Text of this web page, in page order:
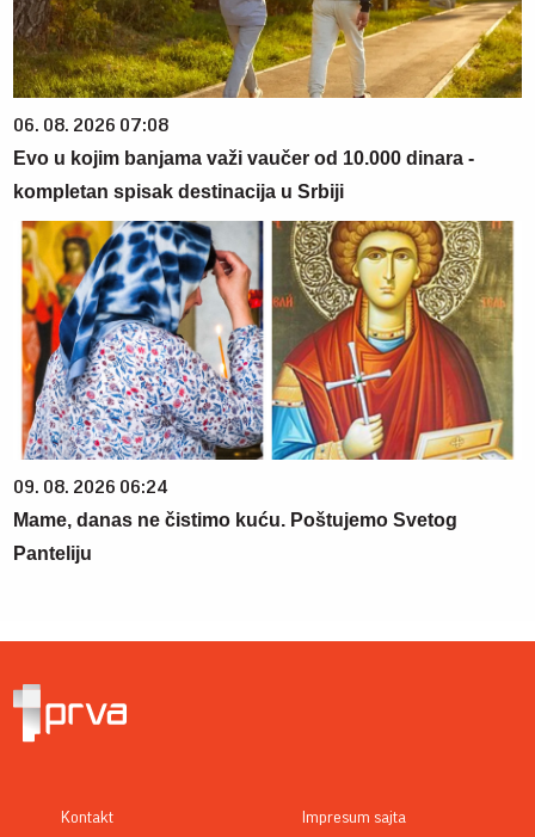
06. 08. 2026 07:08
Evo u kojim banjama važi vaučer od 10.000 dinara -
kompletan spisak destinacija u Srbiji
09. 08. 2026 06:24
Mame, danas ne čistimo kuću. Poštujemo Svetog
Panteliju
Kontakt Impresum sajta